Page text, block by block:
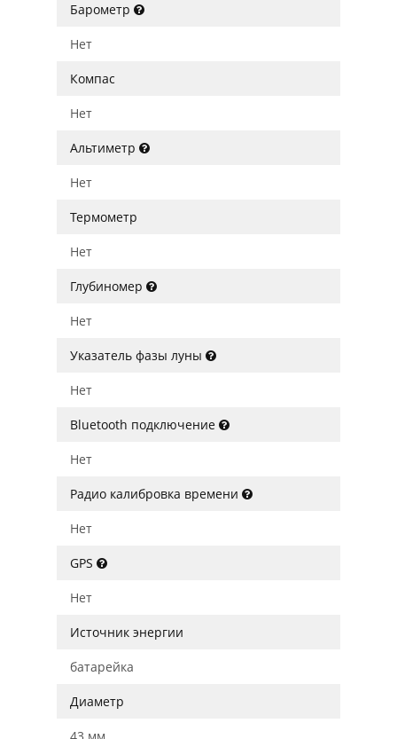
Барометр
Нет
Компас
Нет
Альтиметр
Нет
Термометр
Нет
Глубиномер
Нет
Указатель фазы луны
Нет
Bluetooth подключение
Нет
Радио калибровка времени
Нет
GPS
Нет
Источник энергии
батарейка
Диаметр